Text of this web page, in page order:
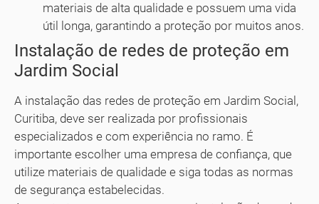
materiais de alta qualidade e possuem uma vida
útil longa, garantindo a proteção por muitos anos.
Instalação de redes de proteção em
Jardim Social
A instalação das redes de proteção em Jardim Social,
Curitiba, deve ser realizada por profissionais
especializados e com experiência no ramo. É
importante escolher uma empresa de confiança, que
utilize materiais de qualidade e siga todas as normas
de segurança estabelecidas.